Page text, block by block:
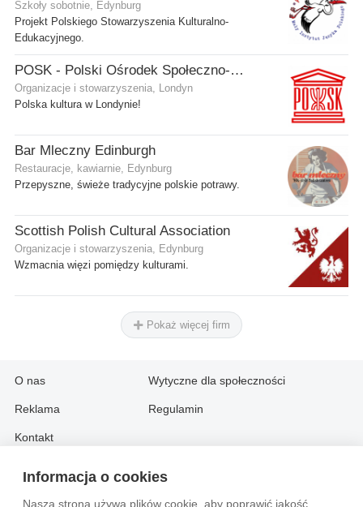
Informacja o cookies
Nasza strona używa plików cookie, aby poprawić jakość
Szkoły sobotnie, Edynburg
Projekt Polskiego Stowarzyszenia Kulturalno-
Edukacyjnego.
POSK - Polski Ośrodek Społeczno-Kulturalny
Organizacje i stowarzyszenia, Londyn
Polska kultura w Londynie!
Bar Mleczny Edinburgh
Restauracje, kawiarnie, Edynburg
Przepyszne, świeże tradycyjne polskie potrawy.
Scottish Polish Cultural Association
Organizacje i stowarzyszenia, Edynburg
Wzmacnia więzi pomiędzy kulturami.
Pokaż więcej firm
O nas
Reklama
Kontakt
Wytyczne dla społeczności
Regulamin
Information in English: